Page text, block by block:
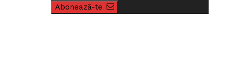
Abonează-te